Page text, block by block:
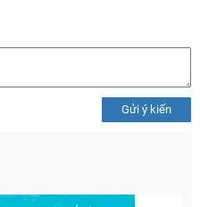
Gửi ý kiến